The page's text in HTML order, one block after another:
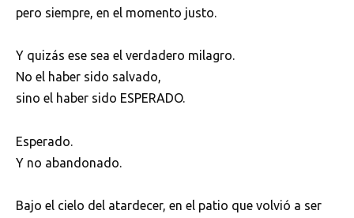
pero siempre, en el momento justo.
Y quizás ese sea el verdadero milagro.
No el haber sido salvado,
sino el haber sido ESPERADO.
Esperado.
Y no abandonado.
Bajo el cielo del atardecer, en el patio que volvió a ser